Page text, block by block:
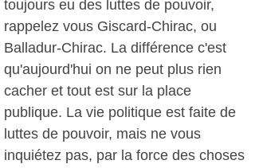
toujours eu des luttes de pouvoir,
rappelez vous Giscard-Chirac, ou
Balladur-Chirac. La différence c'est
qu'aujourd'hui on ne peut plus rien
cacher et tout est sur la place
publique. La vie politique est faite de
luttes de pouvoir, mais ne vous
inquiétez pas, par la force des choses